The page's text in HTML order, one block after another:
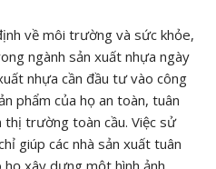
về môi trường và sức khỏe,
ngành sản xuất nhựa ngày
nhựa cần đầu tư vào công
phẩm của họ an toàn, tuân
trường toàn cầu. Việc sử
giúp các nhà sản xuất tuân
xây dựng một hình ảnh